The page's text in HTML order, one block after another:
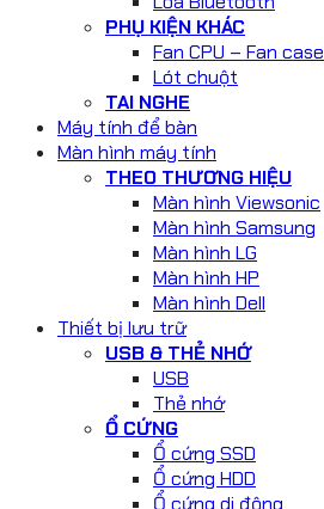
PHỤ KIỆN KHÁC
Fan CPU – Fan case
Lót chuột
TAI NGHE
Máy tính để bàn
Màn hình máy tính
THEO THƯƠNG HIỆU
Màn hình Viewsonic
Màn hình Samsung
Màn hình LG
Màn hình HP
Màn hình Dell
Thiết bị lưu trữ
USB & THẺ NHỚ
USB
Thẻ nhớ
Ổ CỨNG
Ổ cứng SSD
Ổ cứng HDD
Ổ cứng di động